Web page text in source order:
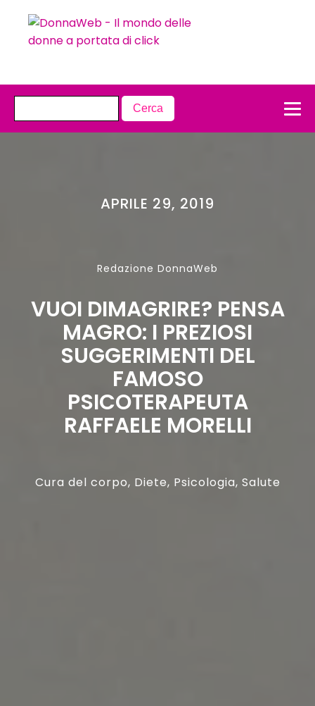
APRILE 29, 2019
Redazione DonnaWeb
VUOI DIMAGRIRE? PENSA
MAGRO: I PREZIOSI
SUGGERIMENTI DEL
FAMOSO
PSICOTERAPEUTA
RAFFAELE MORELLI
Cura del corpo, Diete, Psicologia, Salute